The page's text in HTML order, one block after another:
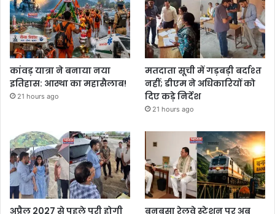
कांवड़ यात्रा ने बनाया नया
इतिहास: आस्था का महासैलाब!
21 hours ago
मतदाता सूची में गड़बड़ी बर्दाश्त
नहीं; डीएम ने अधिकारियों को
दिए कड़े निर्देश
21 hours ago
अप्रैल 2027 से पहले पूरी होगी
बनबसा रेलवे स्टेशन पर अब